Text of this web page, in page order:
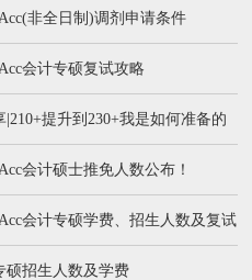
非全日制)调剂申请条件
会计专硕复试攻略
提升到230+我是如何准备的
会计硕士推免人数公布！
会计专硕学费、招生人数及复试
硕招生人数及学费